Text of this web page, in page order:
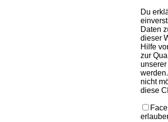
Du
Daten
dieser
Hilfe
zur
nicht
diese